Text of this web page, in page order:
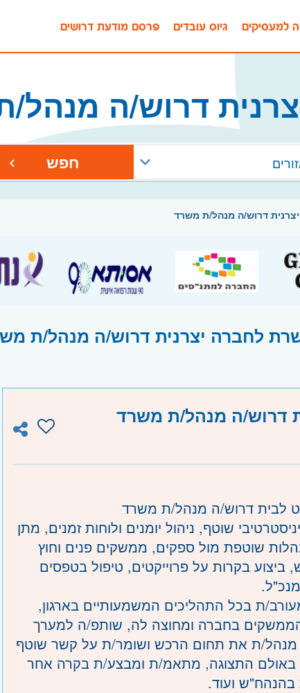
פרסם מודעת דרושים גיוס עובדים
דרוש/ה
חפש
דרוש/ה מנהל/ת משרד
לחברה יצרנית דרוש/ה מנהל/ת
דרוש/ה מנהל/ת משרד
לבית דרוש/ה מנהל/ת משרד
שוטף, ניהול יומנים ולוחות זמנים, מתן
שוטפת מול ספקים, ממשקים פנים וחוץ
ביצוע בקרות על פרוייקטים, טיפול בטפסים
ת בכל התהליכים המשמעותיים בארגון,
בחברה ומחוצה לה, שותפ/ה למערך
מנהל/ת את תחום הרכש ושומר/ת על קשר שוטף
התצוגה, מתאמ/ת ומבצע/ת בקרה אחר
ועוד.